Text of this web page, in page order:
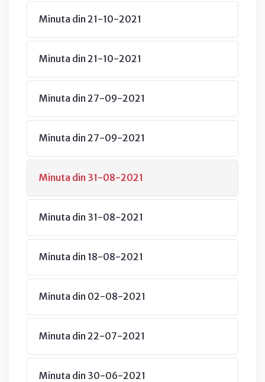
Minuta din 21-10-2021
Minuta din 21-10-2021
Minuta din 27-09-2021
Minuta din 27-09-2021
Minuta din 31-08-2021
Minuta din 31-08-2021
Minuta din 18-08-2021
Minuta din 02-08-2021
Minuta din 22-07-2021
Minuta din 30-06-2021